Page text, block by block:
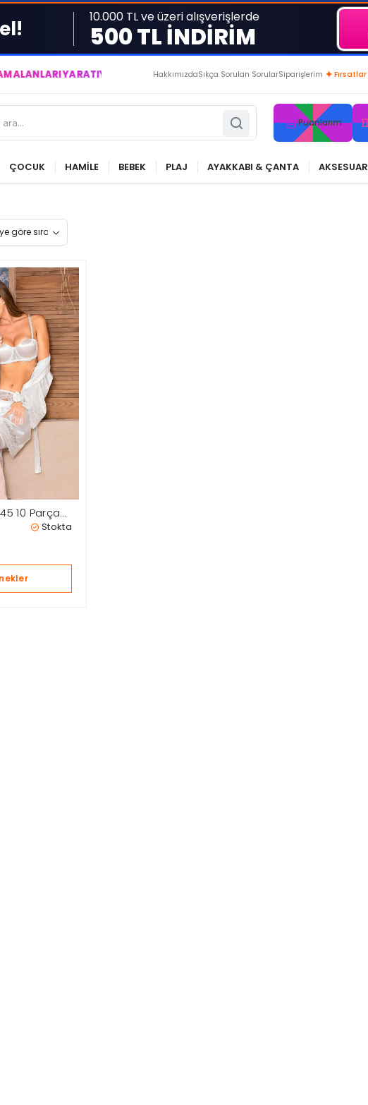
10.000 TL ve üzeri alışverişlerde
500 TL İNDİRİM
YARATIYOR VE YAŞATIYORUZ ● BİZİMLE DAİMA KÂRDASINIZ...
HakkımızdaSıkça Sorulan SorularSiparişlerim ✦ Fırsatlar
Puanlarım
ÇOCUK HAMİLE BEBEK PLAJ AYAKKABI & ÇANTA AKSESUAR
10 Parça
Stokta